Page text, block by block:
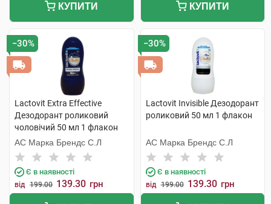
КУПИТИ КУПИТИ
−30%
Lactovit Extra Effective
Дезодорант роликовий
чоловічий 50 мл 1 флакон
АС Марка Брендс С.Л
Є в наявності
від 199.00 139.30 грн
−30%
Lactovit Invisible Дезодорант
роликовий 50 мл 1 флакон
АС Марка Брендс С.Л
Є в наявності
від 199.00 139.30 грн